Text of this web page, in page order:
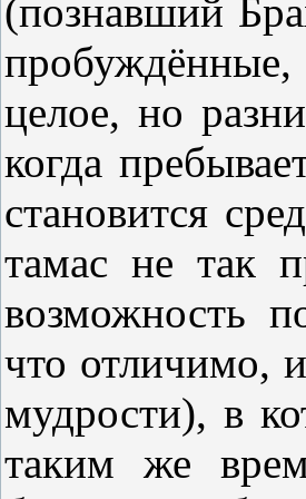
(познавший
целое, но
когда
становится
тамас не так
возможность
что отличимо,
мудрости), в
таким же